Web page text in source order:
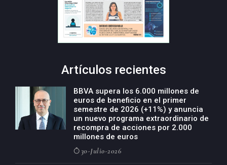
Artículos recientes
BBVA supera los 6.000 millones de
euros de beneficio en el primer
semestre de 2026 (+11%) y anuncia
un nuevo programa extraordinario de
recompra de acciones por 2.000
millones de euros
30-Julio-2026